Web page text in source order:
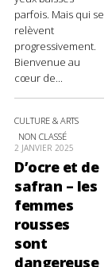
parfois. Mais qui se
relèvent
progressivement.
Bienvenue au
cœur de...
CULTURE & ARTS
NON CLASSÉ
2 JANVIER 2025
D’ocre et de
safran – les
femmes
rousses
sont
dangereuse